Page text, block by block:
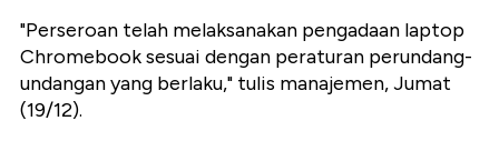
"Perseroan telah melaksanakan pengadaan laptop
Chromebook sesuai dengan peraturan perundang-
undangan yang berlaku," tulis manajemen, Jumat
(19/12).